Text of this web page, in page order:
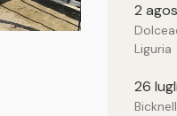
2
Liguria
26